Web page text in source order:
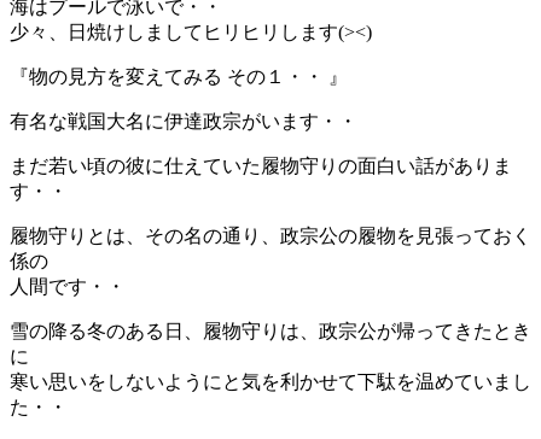
海はプールで泳いで・・
少々、日焼けしましてヒリヒリします(><)
『物の見方を変えてみる その１・・ 』
有名な戦国大名に伊達政宗がいます・・
まだ若い頃の彼に仕えていた履物守りの面白い話がありま
す・・
履物守りとは、その名の通り、政宗公の履物を見張っておく
係の
人間です・・
雪の降る冬のある日、履物守りは、政宗公が帰ってきたとき
に
寒い思いをしないようにと気を利かせて下駄を温めていまし
た・・